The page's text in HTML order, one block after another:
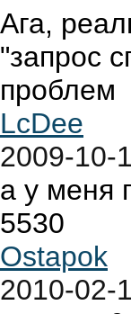
Ага,
"запрос
проблем
LcDee
2009-10-
а у меня
5530
Ostapok
2010-02-